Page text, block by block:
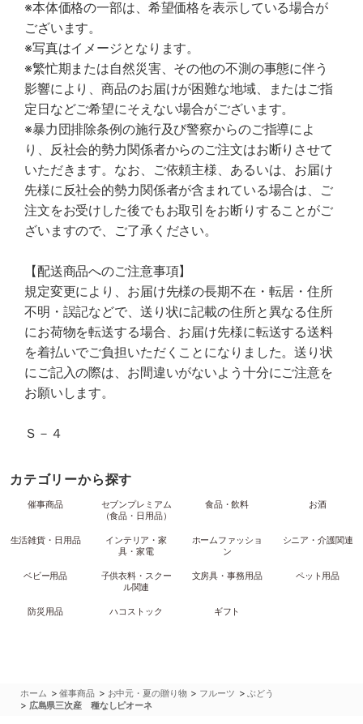
※本体価格の一部は、希望価格を表示している場合が
ございます。
※写真はイメージとなります。
※繁忙期または自然災害、その他の不測の事態に伴う
影響により、商品のお届けが困難な地域、またはご指
定日などご希望にそえない場合がございます。
※暴力団排除条例の施行及び警察からのご指導によ
り、反社会的勢力関係者からのご注文はお断りさせて
いただきます。なお、ご依頼主様、あるいは、お届け
先様に反社会的勢力関係者が含まれている場合は、ご
注文をお受けした後でもお取引をお断りすることがご
ざいますので、ご了承ください。
【配送商品へのご注意事項】
規定変更により、お届け先様の長期不在・転居・住所
不明・誤記などで、送り状に記載の住所と異なる住所
にお荷物を転送する場合、お届け先様に転送する送料
を着払いでご負担いただくことになりました。送り状
にご記入の際は、お間違いがないよう十分にご注意を
お願いします。
Ｓ－４
カテゴリーから探す
催事商品
セブンプレミアム
（食品・日用品）
食品・飲料 お酒
生活雑貨・日用品
インテリア・家
具・家電
ホームファッショ
ン
シニア・介護関連
ベビー用品
子供衣料・スクー
ル関連
文房具・事務用品 ペット用品
防災用品 ハコストック ギフト
ホーム >催事商品 > お中元・夏の贈り物 > フルーツ >ぶどう
> 広島県三次産 種なしピオーネ